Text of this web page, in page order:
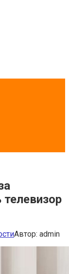
Автор: admin